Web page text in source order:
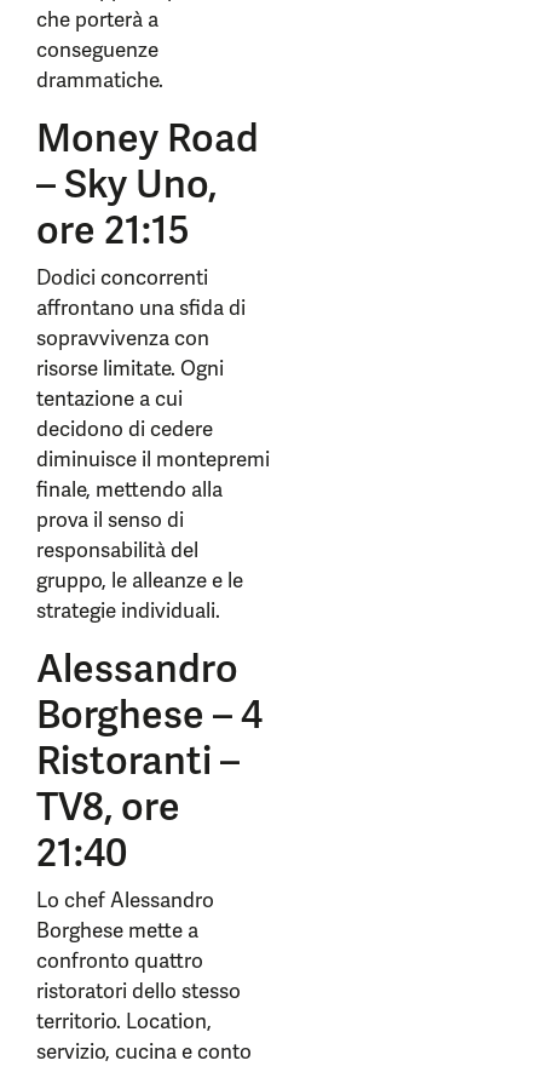
che porterà a
conseguenze
drammatiche.
Money Road
– Sky Uno,
ore 21:15
Dodici concorrenti
affrontano una sfida di
sopravvivenza con
risorse limitate. Ogni
tentazione a cui
decidono di cedere
diminuisce il montepremi
finale, mettendo alla
prova il senso di
responsabilità del
gruppo, le alleanze e le
strategie individuali.
Alessandro
Borghese – 4
Ristoranti –
TV8, ore
21:40
Lo chef Alessandro
Borghese mette a
confronto quattro
ristoratori dello stesso
territorio. Location,
servizio, cucina e conto